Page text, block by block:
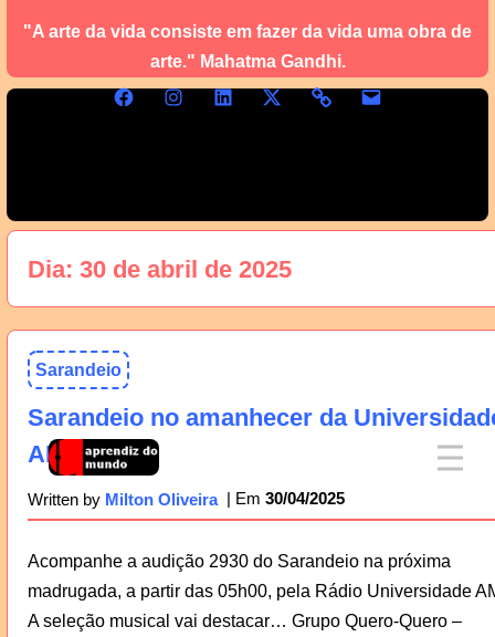
"A arte da vida consiste em fazer da vida uma obra de
arte." Mahatma Gandhi.
Dia: 30 de abril de 2025
Sarandeio
Sarandeio no amanhecer da
AM, 01/05
Written by Milton Oliveira 30/04/2025
Acompanhe a audição 2930 do Sarandeio na próxima
madrugada, a partir das 05h00, pela Rádio Universidade
A seleção musical vai destacar… Grupo Quero-Quero –